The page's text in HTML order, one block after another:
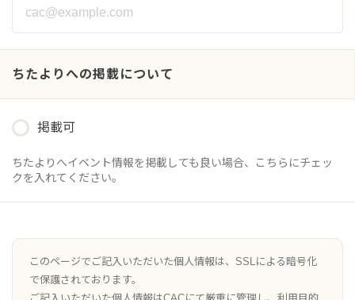
ちたより への掲載について
掲載可
ちたよりへイベント情報を掲載しても良い場合、こちらにチェッ
クを入れてください。
このページでご記入いただいた個人情報は、SSLによる暗号化
で保護されております。